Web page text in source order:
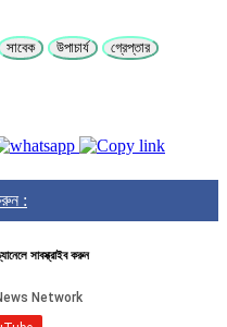
সাবেক উপাচার্য গ্রেপ্তার
:
সাবস্ক্রাইব করুন